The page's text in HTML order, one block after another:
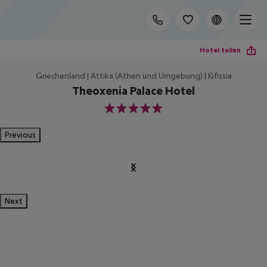
Hotel teilen
Griechenland | Attika (Athen und Umgebung) | Kifissia
Theoxenia Palace Hotel
5
Previous
Next